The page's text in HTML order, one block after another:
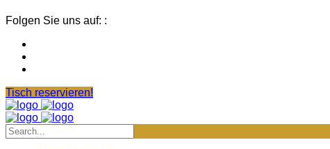
Folgen Sie uns auf: :
Tisch reservieren!